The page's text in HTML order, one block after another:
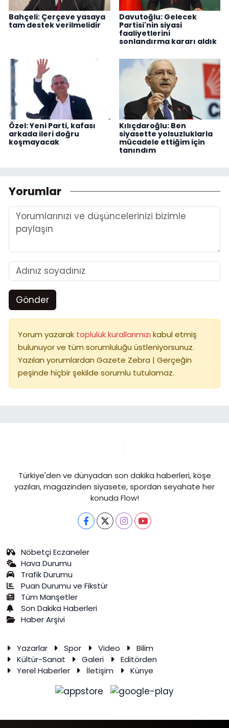
Bahçeli: Çerçeve yasaya
tam destek verilmelidir
Davutoğlu: Gelecek
Partisi'nin siyasi
faaliyetlerini
sonlandırma kararı aldık
Özel: Yeni Parti, kafası
arkada ileri doğru
koşmayacak
Kılıçdaroğlu: Ben
siyasette yolsuzluklarla
mücadele ettiğim için
tanındım
Yorumlar
Gönder
Yorum yazarak topluluk kurallarımızı kabul etmiş
bulunuyor ve tüm sorumluluğu üstleniyorsunuz.
Yazılan yorumlardan Gazete Zebra | Gerçeğin
peşinde hiçbir şekilde sorumlu tutulamaz.
Türkiye'den ve dünyadan son dakika haberleri, köşe
yazıları, magazinden siyasete, spordan seyahate her
konuda Flow!
Nöbetçi Eczaneler
Hava Durumu
Trafik Durumu
Puan Durumu ve Fikstür
Tüm Manşetler
Son Dakika Haberleri
Haber Arşivi
Yazarlar Spor Video
Bilim
Kültür-Sanat
Galeri
Editörden
Yerel Haberler
İletişim Künye